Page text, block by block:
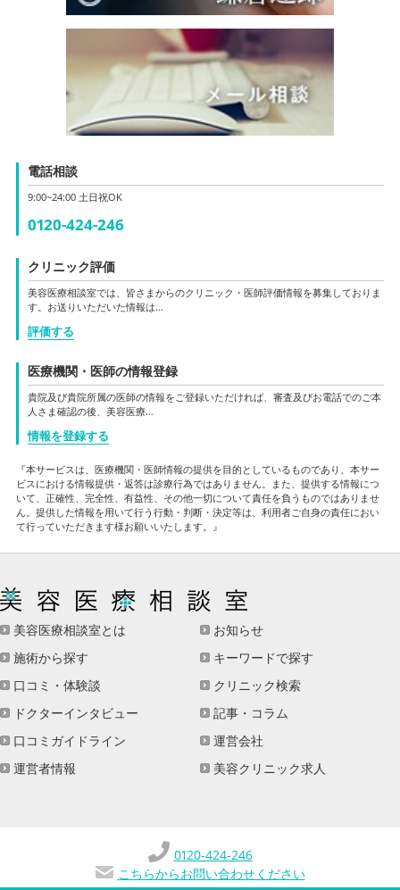
電話相談
9:00~24:00 土日祝OK
0120-424-246
クリニック評価
美容医療相談室では、皆さまからのクリニック・医師評価情報を募集しておりま
す。お送りいただいた情報は…
評価する
医療機関・医師の情報登録
貴院及び貴院所属の医師の情報をご登録いただければ、審査及びお電話でのご本
人さま確認の後、美容医療…
情報を登録する
『本サービスは、医療機関・医師情報の提供を目的としているものであり、本サー
ビスにおける情報提供・返答は診療行為ではありません。また、提供する情報につ
いて、正確性、完全性、有益性、その他一切について責任を負うものではありませ
ん。提供した情報を用いて行う行動・判断・決定等は、利用者ご自身の責任におい
て行っていただきます様お願いいたします。』
美容医療相談室とは
お知らせ
施術から探す
キーワードで探す
口コミ・体験談
クリニック検索
ドクターインタビュー
記事・コラム
口コミガイドライン
運営会社
運営者情報
美容クリニック求人
0120-424-246
こちらからお問い合わせください